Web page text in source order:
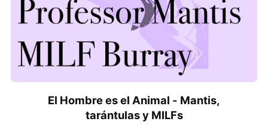
El Hombre es el Animal - Mantis,
tarántulas y MILFs